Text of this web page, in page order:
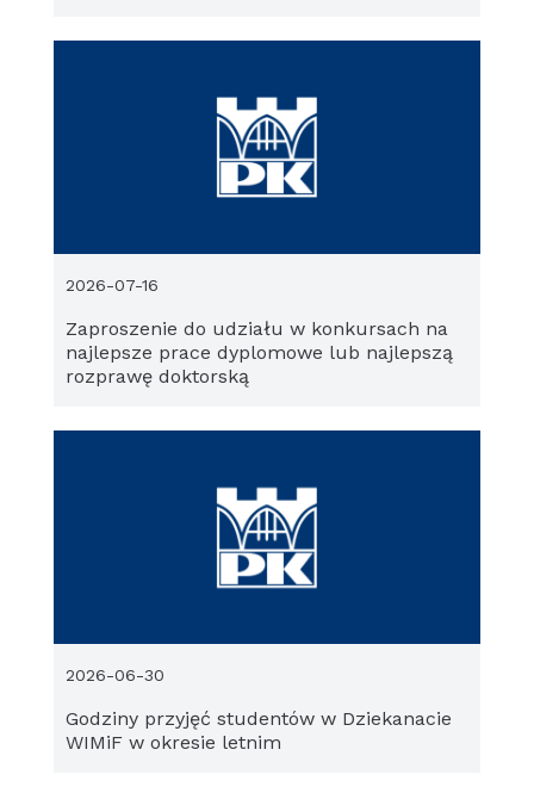
Zaproszenie do udziału w konkursach na
najlepsze prace dyplomowe lub najlepszą
rozprawę doktorską
2026-07-16
Godziny przyjęć studentów w Dziekanacie
WIMiF w okresie letnim
2026-06-30